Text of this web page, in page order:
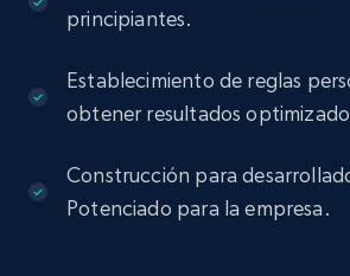
principiantes.
Establecimiento de reglas
obtener resultados
Construcción para
Potenciado para la empresa.